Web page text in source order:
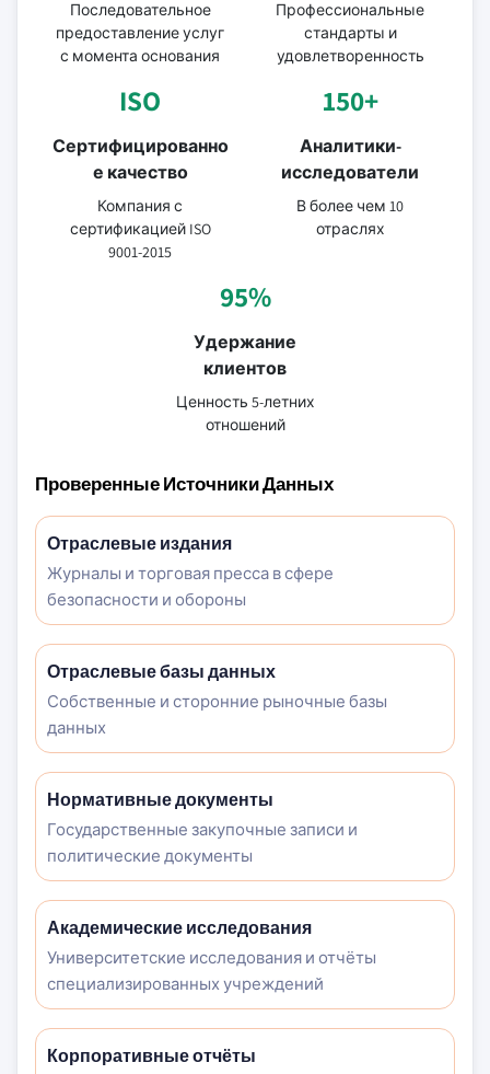
Последовательное
предоставление услуг
с момента основания
Профессиональные
стандарты и
удовлетворенность
ISO
Сертифицированно
е качество
Компания с
сертификацией ISO
9001-2015
150+
Аналитики-
исследователи
В более чем 10
отраслях
95%
Удержание
клиентов
Ценность 5-летних
отношений
Проверенные Источники Данных
Отраслевые издания
Журналы и торговая пресса в сфере
безопасности и обороны
Отраслевые базы данных
Собственные и сторонние рыночные базы
данных
Нормативные документы
Государственные закупочные записи и
политические документы
Академические исследования
Университетские исследования и отчёты
специализированных учреждений
Корпоративные отчёты